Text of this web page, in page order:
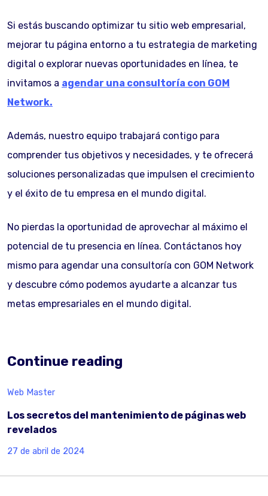
Si estás buscando optimizar tu sitio web empresarial,
mejorar tu página entorno a tu estrategia de marketing
digital o explorar nuevas oportunidades en línea, te
invitamos a agendar una consultoría con GOM
Network.
Además, nuestro equipo trabajará contigo para
comprender tus objetivos y necesidades, y te ofrecerá
soluciones personalizadas que impulsen el crecimiento
y el éxito de tu empresa en el mundo digital.
No pierdas la oportunidad de aprovechar al máximo el
potencial de tu presencia en línea. Contáctanos hoy
mismo para agendar una consultoría con GOM Network
y descubre cómo podemos ayudarte a alcanzar tus
metas empresariales en el mundo digital.
Continue reading
Web Master
Los secretos del mantenimiento de páginas web
revelados
27 de abril de 2024